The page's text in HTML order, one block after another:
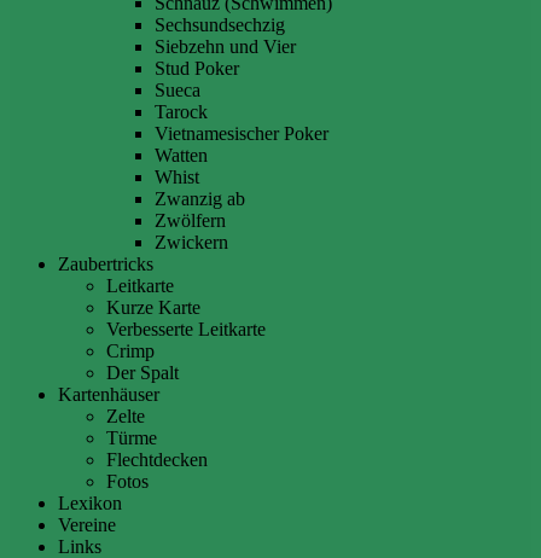
Sechsundsechzig
Siebzehn und Vier
Stud Poker
Sueca
Tarock
Vietnamesischer Poker
Watten
Whist
Zwanzig ab
Zwölfern
Zwickern
Zaubertricks
Leitkarte
Kurze Karte
Verbesserte Leitkarte
Crimp
Der Spalt
Kartenhäuser
Zelte
Türme
Flechtdecken
Fotos
Lexikon
Vereine
Links